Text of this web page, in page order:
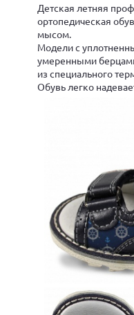
Детская летняя
ортопедическая
мысом.
Модели с
умеренными
из специального
Обувь легко